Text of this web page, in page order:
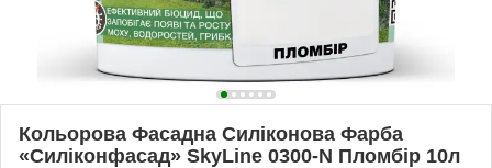
Кольорова Фасадна Силіконова Фарба
«Силіконфасад» SkyLine 0300-N Пломбір 10л